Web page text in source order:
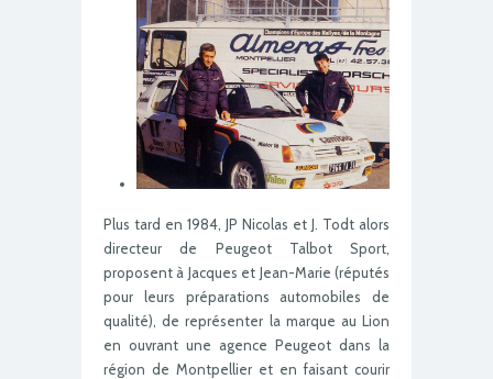
Plus tard en 1984, JP Nicolas et J. Todt alors
directeur de Peugeot Talbot Sport,
proposent à Jacques et Jean-Marie (réputés
pour leurs préparations automobiles de
qualité), de représenter la marque au Lion
en ouvrant une agence Peugeot dans la
région de Montpellier et en faisant courir